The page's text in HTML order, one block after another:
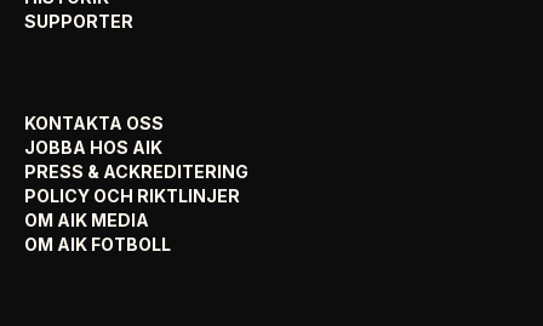
SUPPORTER
KONTAKTA OSS
JOBBA HOS AIK
PRESS & ACKREDITERING
POLICY OCH RIKTLINJER
OM AIK MEDIA
OM AIK FOTBOLL